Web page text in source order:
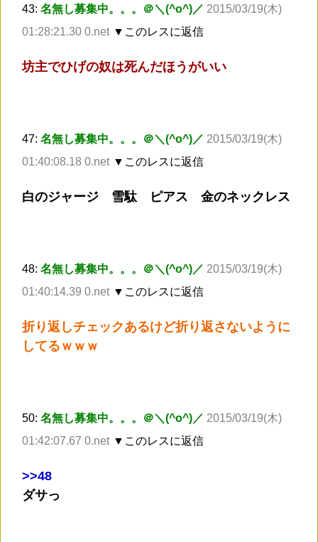
43: 名無し募集中。。。＠＼(^o^)／ 2015/03/19(木)
01:28:21.30 0.net ▼このレスに返信
坊主でひげの奴は死んだほうがいい
47: 名無し募集中。。。＠＼(^o^)／ 2015/03/19(木)
01:40:08.18 0.net ▼このレスに返信
白のジャージ 雪駄 ピアス 金のネックレス
48: 名無し募集中。。。＠＼(^o^)／ 2015/03/19(木)
01:40:14.39 0.net ▼このレスに返信
折り返しチェックあるけど折り返さないように
してるｗｗｗ
50: 名無し募集中。。。＠＼(^o^)／ 2015/03/19(木)
01:42:07.67 0.net ▼このレスに返信
>>48
ダサっ